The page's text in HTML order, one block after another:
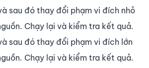
sau đó thay đổi phạm vi đích nhỏ
Chạy lại và kiểm tra kết quả.
sau đó thay đổi phạm vi đích lớn
Chạy lại và kiểm tra kết quả.